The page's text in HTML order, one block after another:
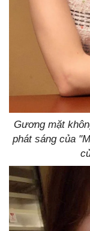
Gương mặt
phát sáng của